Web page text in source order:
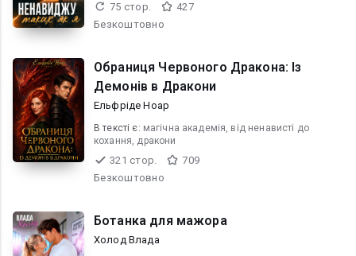
75 стор.
427
Безкоштовно
Обраниця Червоного Дракона: Із
Демонів в Дракони
Ельфріде Ноар
В текcті є: магічна академія, від ненависті до
кохання, дракони
321 стор.
709
Безкоштовно
Ботанка для мажора
Холод Влада